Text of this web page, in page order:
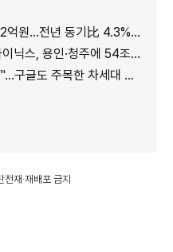
원…전년 동기比 4.3% 증가
, 용인·청주에 54조원 투자
주목한 차세대 AI 메모리
재·재배포 금지